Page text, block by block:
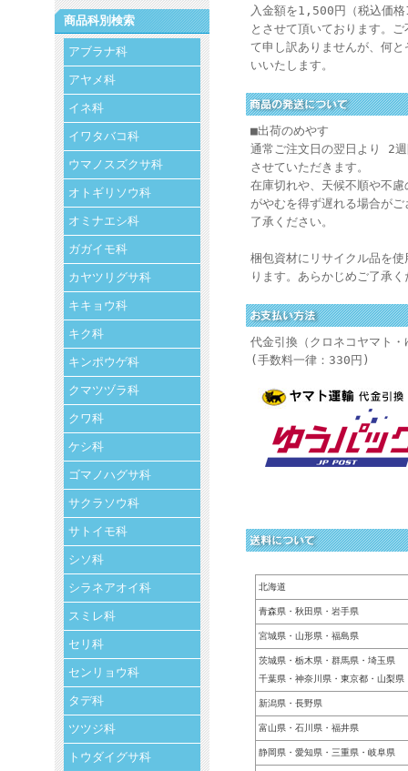
商品科別検索
アブラナ科
アヤメ科
イネ科
イワタバコ科
ウマノスズクサ科
オトギリソウ科
オミナエシ科
ガガイモ科
カヤツリグサ科
キキョウ科
キク科
キンポウゲ科
クマツヅラ科
クワ科
ケシ科
ゴマノハグサ科
サクラソウ科
サトイモ科
シソ科
シラネアオイ科
スミレ科
セリ科
センリョウ科
タデ科
ツツジ科
トウダイグサ科
入金額を1,500円（税込価
とさせて頂いております。
て申し訳ありませんが、何
いいたします。
■出荷のめやす
通常ご注文日の翌日より 2
させていただきます。
在庫切れや、天候不順や不
がやむを得ず遅れる場合が
了承ください。
梱包資材にリサイクル品を
ります。あらかじめご了承く
代金引換（クロネコヤマト・
(手数料一律：330円)
北海道
青森県・秋田県・岩手県
宮城県・山形県・福島県
茨城県・栃木県・群馬県・埼玉県
千葉県・神奈川県・東京都・山梨県
新潟県・長野県
富山県・石川県・福井県
静岡県・愛知県・三重県・岐阜県